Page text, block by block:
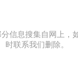
信息搜集自网上，
时联系我们删除。